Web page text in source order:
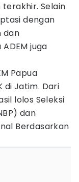
Selain
dengan
dan
juga
Papua
di Jatim. Dari
lolos Seleksi
dan
Berdasarkan